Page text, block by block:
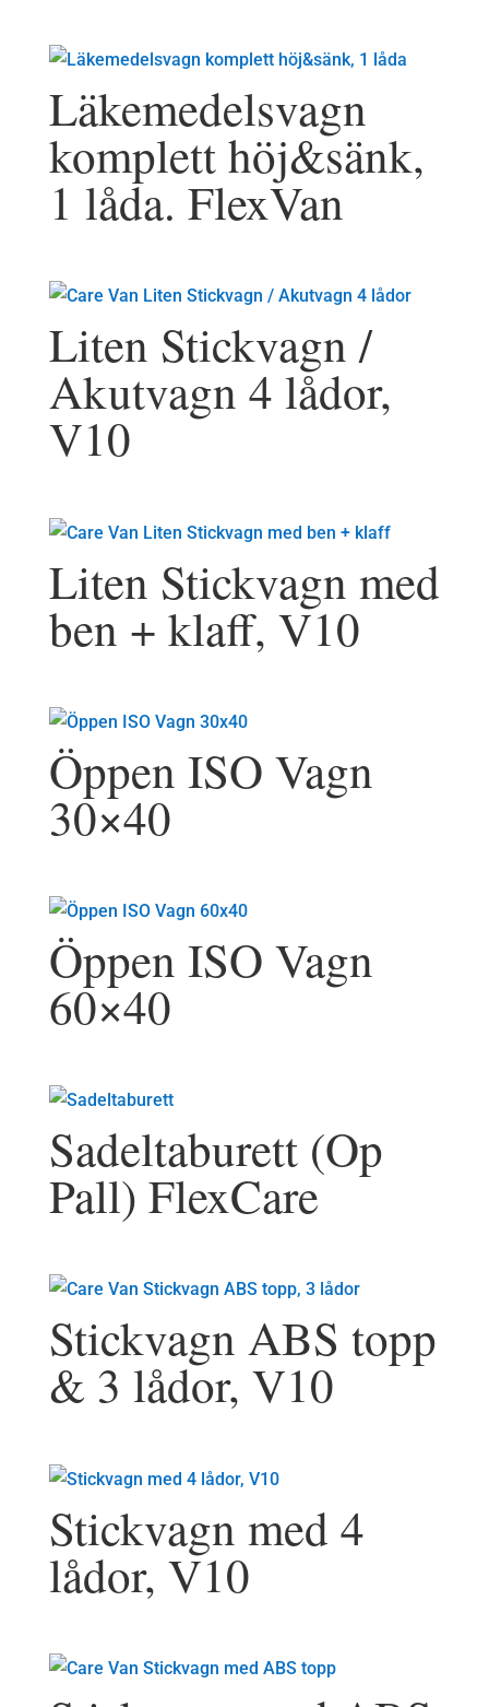
Läkemedelsvagn
komplett höj&sänk,
1 låda. FlexVan
Liten Stickvagn /
Akutvagn 4 lådor,
V10
Liten Stickvagn med
ben + klaff, V10
Öppen ISO Vagn
30×40
Öppen ISO Vagn
60×40
Sadeltaburett (Op
Pall) FlexCare
Stickvagn ABS topp
& 3 lådor, V10
Stickvagn med 4
lådor, V10